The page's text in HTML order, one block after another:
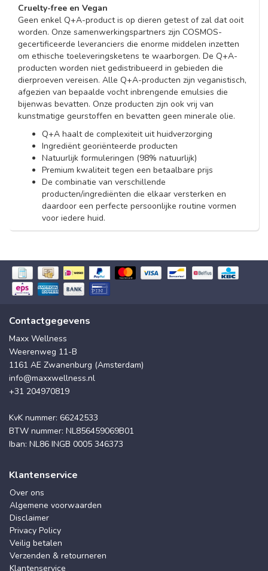
Cruelty-free en Vegan
Geen enkel Q+A-product is op dieren getest of zal dat ooit
worden. Onze samenwerkingspartners zijn COSMOS-
gecertificeerde leveranciers die enorme middelen inzetten
om ethische toeleveringsketens te waarborgen. De Q+A-
producten worden niet gedistribueerd in gebieden die
dierproeven vereisen. Alle Q+A-producten zijn veganistisch,
afgezien van bepaalde vocht inbrengende emulsies die
bijenwas bevatten. Onze producten zijn ook vrij van
kunstmatige geurstoffen en bevatten geen minerale olie.
Q+A haalt de complexiteit uit huidverzorging
Ingrediënt georiënteerde producten
Natuurlijk formuleringen (98% natuurlijk)
Premium kwaliteit tegen een betaalbare prijs
De combinatie van verschillende
producten/ingrediënten die elkaar versterken en
daardoor een perfecte persoonlijke routine vormen
voor iedere huid.
Contactgegevens
Maxx Wellness
Weerenweg 11-B
1161 AE Zwanenburg (Amsterdam)
info@maxxwellness.nl
+31 204970819
KvK nummer: 66242533
BTW nummer: NL856459069B01
Iban: NL86 INGB 0005 346373
Klantenservice
Over ons
Algemene voorwaarden
Disclaimer
Privacy Policy
Veilig betalen
Verzenden & retourneren
Klantenservice